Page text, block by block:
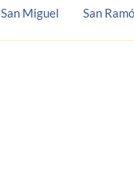
San Miguel San